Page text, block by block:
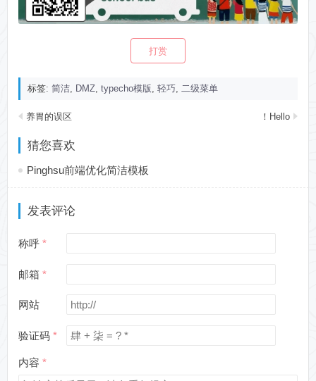
打赏
标签:简洁 DMZ ,typecho模版 ,轻巧 二级菜单
养胃的误区 Hello！
猜您喜欢
Pinghsu前端优化简洁模板
发表评论
称呼
邮箱
网站
验证码
内容